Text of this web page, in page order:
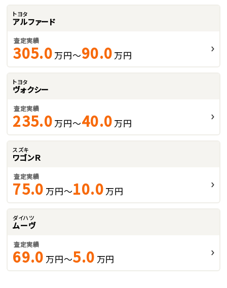
トヨタ
アルファード
査定実績
305.0 万円～90.0 万円
トヨタ
ヴォクシー
査定実績
235.0 万円～40.0 万円
スズキ
ワゴンＲ
査定実績
75.0 万円～10.0 万円
ダイハツ
ムーヴ
査定実績
69.0 万円～5.0 万円